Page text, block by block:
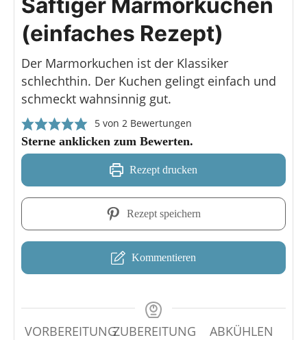
(einfaches Rezept)
Der Marmorkuchen ist der Klassiker
schlechthin. Der Kuchen gelingt einfach und
schmeckt wahnsinnig gut.
5von 2Bewertungen
Sterne anklicken zum Bewerten.
Rezept drucken
Rezept speichern
Kommentieren
VORBEREITUNGZUBEREITUNG
ABKÜHLEN